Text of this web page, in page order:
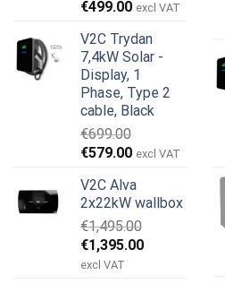
Ursprünglicher
war:
€899.00
€499.00Aktueller
ist:
€499.00.
excl VAT
V2C Trydan
7,4kW Solar -
Display, 1
Phase, Type 2
cable, Black
€699.00
Ursprünglicher
war:
€699.00
€579.00Aktueller
ist:
€579.00.
excl VAT
V2C Alva
2x22kW wallbox
€1,495.00
Ursprünglicher
Preis
€1,395.00Aktueller
excl VAT